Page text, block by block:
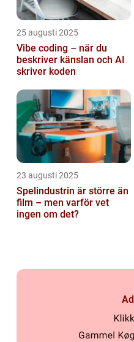
25 augusti 2025
Vibe coding – när du
beskriver känslan och AI
skriver koden
23 augusti 2025
Spelindustrin är större än
film – men varför vet
ingen om det?